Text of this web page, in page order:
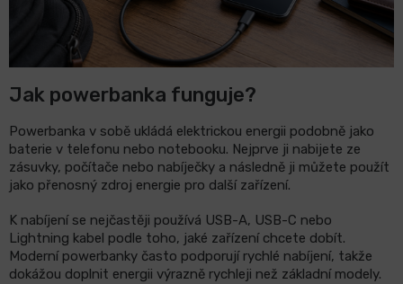
Jak powerbanka funguje?
Powerbanka v sobě ukládá elektrickou energii podobně jako
baterie v telefonu nebo notebooku. Nejprve ji nabijete ze
zásuvky, počítače nebo nabíječky a následně ji můžete použít
jako přenosný zdroj energie pro další zařízení.
K nabíjení se nejčastěji používá USB-A, USB-C nebo
Lightning kabel podle toho, jaké zařízení chcete dobít.
Moderní powerbanky často podporují rychlé nabíjení, takže
dokážou doplnit energii výrazně rychleji než základní modely.